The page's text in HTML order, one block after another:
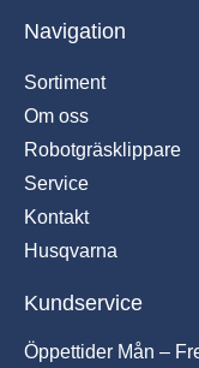
Navigation
Sortiment
Om oss
Robotgräsklippare
Service
Kontakt
Husqvarna
Kundservice
Öppettider Mån –